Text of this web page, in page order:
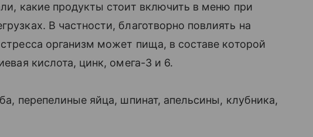
какие продукты стоит включить в меню при
В частности, благотворно повлиять на
организм может пища, в составе которой
кислота, цинк, омега-3 и 6.
перепелиные яйца, шпинат, апельсины, клубника,